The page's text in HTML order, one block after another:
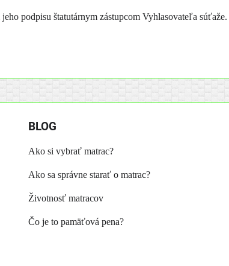
podpisu štatutárnym zástupcom Vyhlasovateľa súťaže.
BLOG
Ako si vybrať matrac?
Ako sa správne starať o matrac?
Životnosť matracov
Čo je to pamäťová pena?